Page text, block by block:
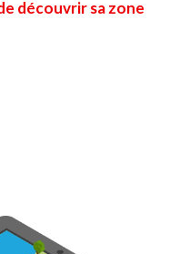
découvrir sa zone